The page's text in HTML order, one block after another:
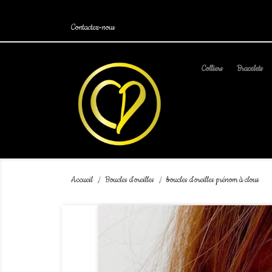
Contactez-nous
Colliers Bracelets
Accueil Boucles d'oreilles boucles d'oreilles prénom à clous